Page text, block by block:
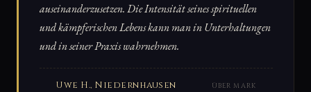
auseinanderzusetzen. Die Intensität seines spirituellen
und kämpferischen Lebens kann man in Unterhaltungen
und in seiner Praxis wahrnehmen.
Uwe H., Niedernhausen ÜBER MARK